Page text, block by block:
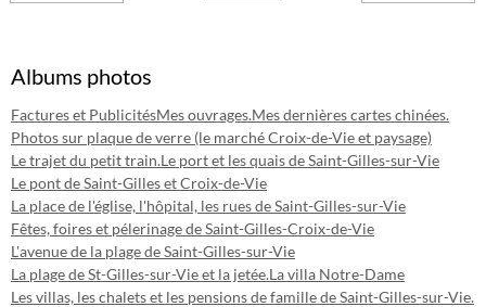
Albums photos
Factures et PublicitésMes ouvrages.Mes dernières cartes chinées.
Photos sur plaque de verre (le marché Croix-de-Vie et paysage)
Le trajet du petit train.Le port et les quais de Saint-Gilles-sur-Vie
Le pont de Saint-Gilles et Croix-de-Vie
La place de l'église, l'hôpital, les rues de Saint-Gilles-sur-Vie
Fêtes, foires et pélerinage de Saint-Gilles-Croix-de-Vie
L'avenue de la plage de Saint-Gilles-sur-Vie
La plage de St-Gilles-sur-Vie et la jetée.La villa Notre-Dame
Les villas, les chalets et les pensions de famille de Saint-Gilles-sur-Vie.